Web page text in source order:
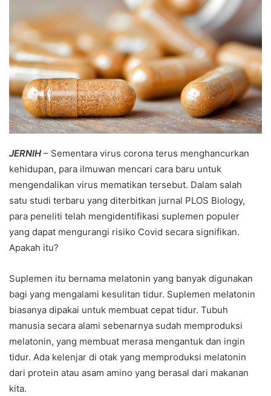
JERNIH – Sementara virus corona terus menghancurkan
kehidupan, para ilmuwan mencari cara baru untuk
mengendalikan virus mematikan tersebut. Dalam salah
satu studi terbaru yang diterbitkan jurnal PLOS Biology,
para peneliti telah mengidentifikasi suplemen populer
yang dapat mengurangi risiko Covid secara signifikan.
Apakah itu?
Suplemen itu bernama melatonin yang banyak digunakan
bagi yang mengalami kesulitan tidur. Suplemen melatonin
biasanya dipakai untuk membuat cepat tidur. Tubuh
manusia secara alami sebenarnya sudah memproduksi
melatonin, yang membuat merasa mengantuk dan ingin
tidur. Ada kelenjar di otak yang memproduksi melatonin
dari protein atau asam amino yang berasal dari makanan
kita.